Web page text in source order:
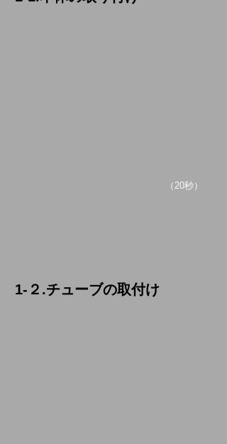
​（20秒）
1-２.チューブの取付け